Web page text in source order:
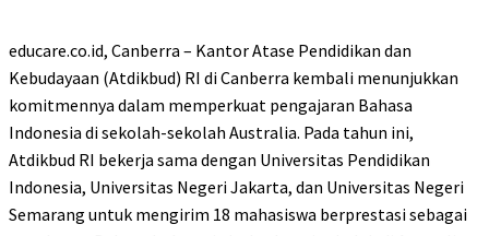
educare.co.id, Canberra – Kantor Atase Pendidikan dan
Kebudayaan (Atdikbud) RI di Canberra kembali menunjukkan
komitmennya dalam memperkuat pengajaran Bahasa
Indonesia di sekolah-sekolah Australia. Pada tahun ini,
Atdikbud RI bekerja sama dengan Universitas Pendidikan
Indonesia, Universitas Negeri Jakarta, dan Universitas Negeri
Semarang untuk mengirim 18 mahasiswa berprestasi sebagai